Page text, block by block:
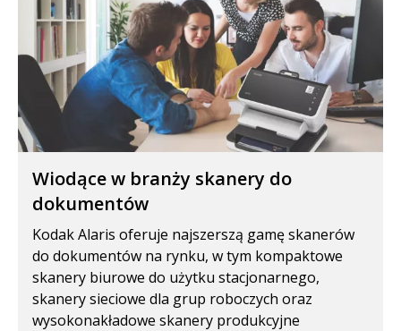
Wiodące w branży skanery do
dokumentów
Kodak Alaris oferuje najszerszą gamę skanerów
do dokumentów na rynku, w tym kompaktowe
skanery biurowe do użytku stacjonarnego,
skanery sieciowe dla grup roboczych oraz
wysokonakładowe skanery produkcyjne